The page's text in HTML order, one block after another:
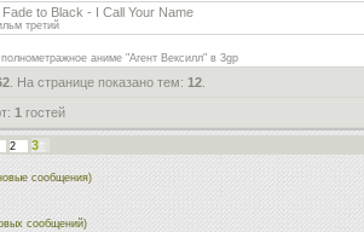
Fade to Black - I Call Your Name
третий
аниме "Агент Вексилл" в 3gp
. На странице показано тем: 12
1 гостей
2 3
сообщения)
сообщений)